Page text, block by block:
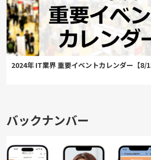
2024年 IT業界 重要イベントカレンダー【8/
バックナンバー